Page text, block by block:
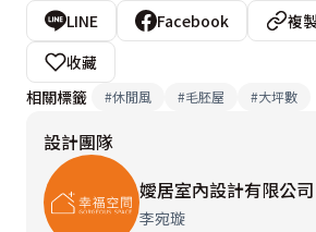
重於片斷而主觀的感官表現，面對設
的觀點上所顯現出來系統性、整體性
現，更找不到方法解決。如同對有病
持與妥協。
唯有結合建築師與室內設計師兩個角
LINE Facebook 複
收藏
相關標籤
#休閒風 #毛胚屋 #大坪數
設計團隊
嬡居室內設計有限公司
李宛璇